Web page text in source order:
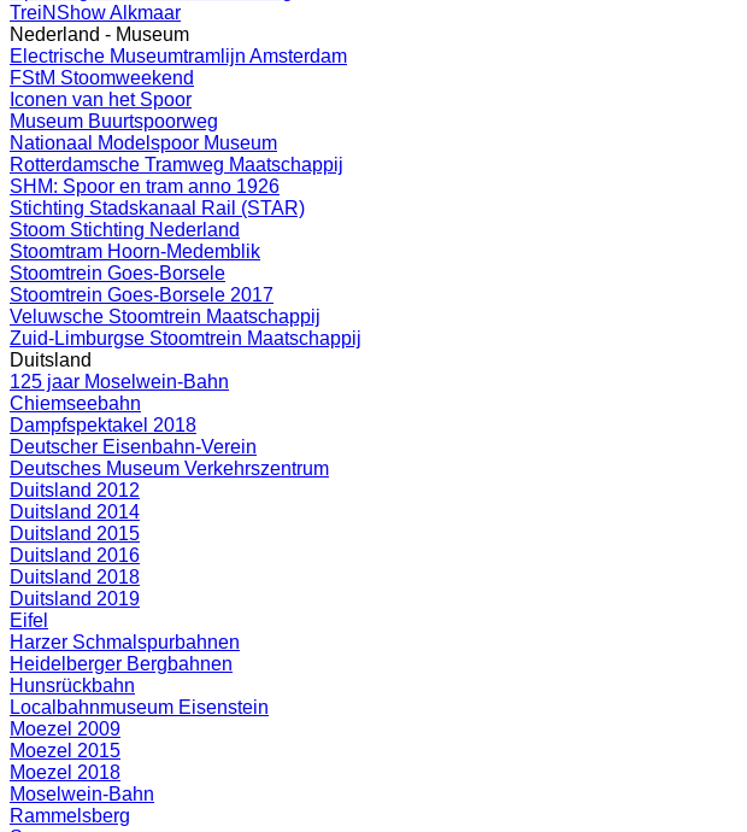
TreiNShow Alkmaar
Nederland - Museum
Electrische Museumtramlijn Amsterdam
FStM Stoomweekend
Iconen van het Spoor
Museum Buurtspoorweg
Nationaal Modelspoor Museum
Rotterdamsche Tramweg Maatschappij
SHM: Spoor en tram anno 1926
Stichting Stadskanaal Rail (STAR)
Stoom Stichting Nederland
Stoomtram Hoorn-Medemblik
Stoomtrein Goes-Borsele
Stoomtrein Goes-Borsele 2017
Veluwsche Stoomtrein Maatschappij
Zuid-Limburgse Stoomtrein Maatschappij
Duitsland
125 jaar Moselwein-Bahn
Chiemseebahn
Dampfspektakel 2018
Deutscher Eisenbahn-Verein
Deutsches Museum Verkehrszentrum
Duitsland 2012
Duitsland 2014
Duitsland 2015
Duitsland 2016
Duitsland 2018
Duitsland 2019
Eifel
Harzer Schmalspurbahnen
Heidelberger Bergbahnen
Hunsrückbahn
Localbahnmuseum Eisenstein
Moezel 2009
Moezel 2015
Moezel 2018
Moselwein-Bahn
Rammelsberg